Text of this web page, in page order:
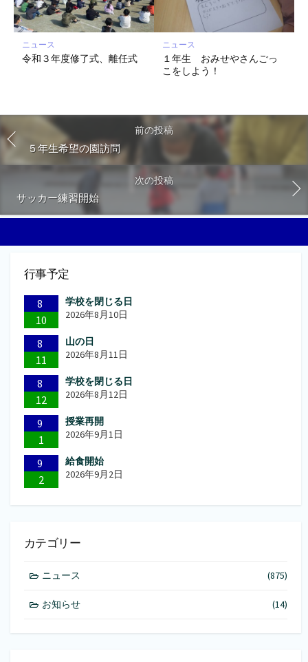
ニュース
令和３年度修了式、離任式
ニュース
１年生 おみせやさんごっ
こをしよう！
前の投稿
５年生希望の園訪問
次の投稿
サッカー練習開始
行事予定
8
10
学校を閉じる日
2026年8月10日
8
11
山の日
2026年8月11日
8
12
学校を閉じる日
2026年8月12日
9
1
授業再開
2026年9月1日
9
2
給食開始
2026年9月2日
カテゴリー
ニュース (875)
お知らせ (14)